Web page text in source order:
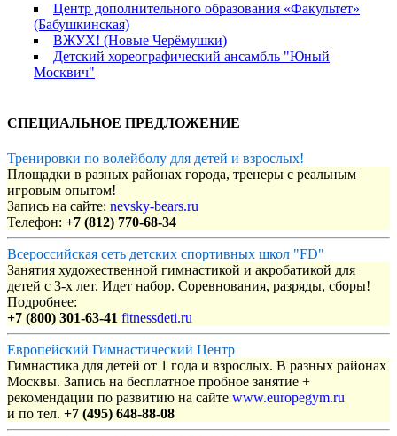
Центр дополнительного образования «Факультет»
(Бабушкинская)
ВЖУХ! (Новые Черёмушки)
Детский хореографический ансамбль "Юный
Москвич"
СПЕЦИАЛЬНОЕ ПРЕДЛОЖЕНИЕ
Тренировки по волейболу для детей и взрослых!
Площадки в разных районах города, тренеры с реальным
игровым опытом!
Запись на сайте: nevsky-bears.ru
Телефон: +7 (812) 770-68-34
Всероссийская сеть детских спортивных школ "FD"
Занятия художественной гимнастикой и акробатикой для
детей с 3-х лет. Идет набор. Соревнования, разряды, сборы!
Подробнее:
+7 (800) 301-63-41 fitnessdeti.ru
Европейский Гимнастический Центр
Гимнастика для детей от 1 года и взрослых. В разных районах
Москвы. Запись на бесплатное пробное занятие +
рекомендации по развитию на сайте www.europegym.ru
и по тел. +7 (495) 648-88-08